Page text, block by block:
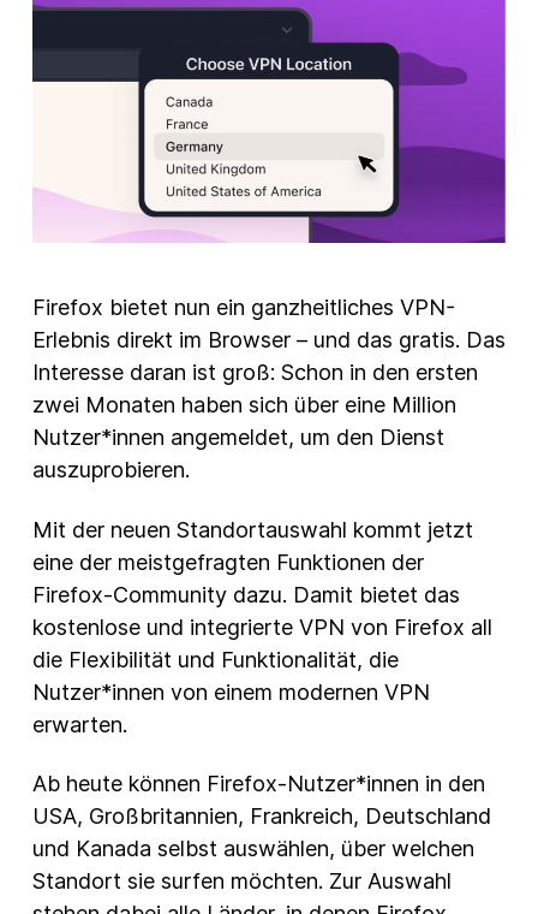
Firefox bietet nun ein ganzheitliches VPN-
Erlebnis direkt im Browser – und das gratis. Das
Interesse daran ist groß: Schon in den ersten
zwei Monaten haben sich über eine Million
Nutzer*innen angemeldet, um den Dienst
auszuprobieren.
Mit der neuen Standortauswahl kommt jetzt
eine der meistgefragten Funktionen der
Firefox-Community dazu. Damit bietet das
kostenlose und integrierte VPN von Firefox all
die Flexibilität und Funktionalität, die
Nutzer*innen von einem modernen VPN
erwarten.
Ab heute können Firefox-Nutzer*innen in den
USA, Großbritannien, Frankreich, Deutschland
und Kanada selbst auswählen, über welchen
Standort sie surfen möchten. Zur Auswahl